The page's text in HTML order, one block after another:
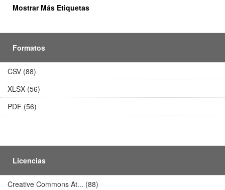
Mostrar Más Etiquetas
Formatos
CSV (88)
XLSX (56)
PDF (56)
Licencias
Creative Commons At... (88)